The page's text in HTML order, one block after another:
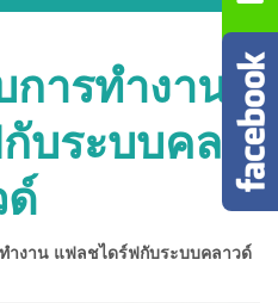
การทำงาน
บระบบคลา
ด์
ทำงาน แฟลชไดร์ฟกับระบบคลาวด์